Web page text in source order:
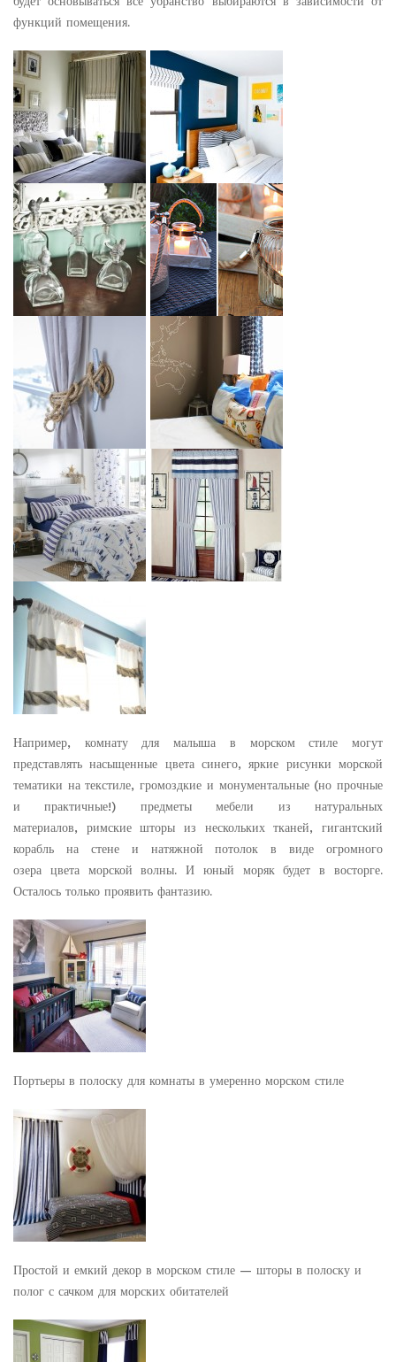
функций помещения.
Например, комнату для малыша в морском стиле могут
представлять насыщенные цвета синего, яркие рисунки морской
тематики на текстиле, громоздкие и монументальные (но прочные
и практичные!) предметы мебели из натуральных
материалов, римские шторы из нескольких тканей, гигантский
корабль на стене и натяжной потолок в виде огромного
озера цвета морской волны. И юный моряк будет в восторге.
Осталось только проявить фантазию.
Портьеры в полоску для комнаты в умеренно морском стиле
Простой и емкий декор в морском стиле — шторы в полоску и
полог с сачком для морских обитателей